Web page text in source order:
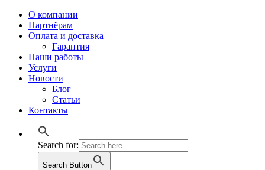
О компании
Партнёрам
Оплата и доставка
Гарантия
Наши работы
Услуги
Новости
Блог
Статьи
Контакты
Search for:
Search Button